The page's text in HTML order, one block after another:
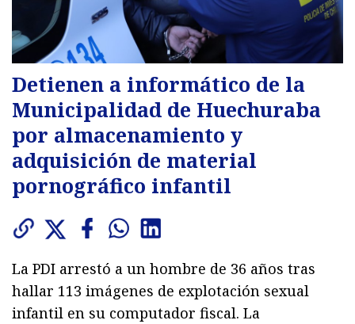
Detienen a informático de la
Municipalidad de Huechuraba
por almacenamiento y
adquisición de material
pornográfico infantil
La PDI arrestó a un hombre de 36 años tras
hallar 113 imágenes de explotación sexual
infantil en su computador fiscal. La